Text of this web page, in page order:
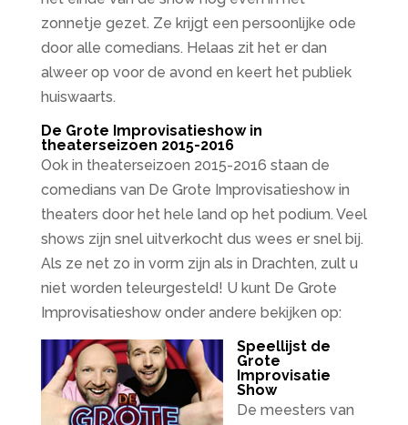
zonnetje gezet. Ze krijgt een persoonlijke ode
door alle comedians. Helaas zit het er dan
alweer op voor de avond en keert het publiek
huiswaarts.
De Grote Improvisatieshow in
theaterseizoen 2015-2016
Ook in theaterseizoen 2015-2016 staan de
comedians van De Grote Improvisatieshow in
theaters door het hele land op het podium. Veel
shows zijn snel uitverkocht dus wees er snel bij.
Als ze net zo in vorm zijn als in Drachten, zult u
niet worden teleurgesteld! U kunt De Grote
Improvisatieshow onder andere bekijken op:
Speellijst de
Grote
Improvisatie
Show
De meesters van